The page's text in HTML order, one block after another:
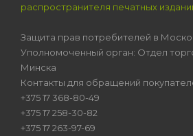
распространителя печатных
Защита прав потребителей в
Уполномоченный орган: Отдел
Минска
Контакты для обращений
+375 17 368-80-49
+375 17 258-30-82
+375 17 263-97-69